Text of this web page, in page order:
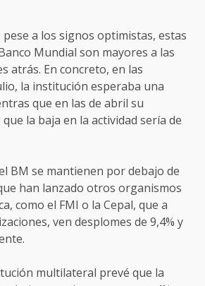
a los signos optimistas, estas
Mundial son mayores a las
atrás. En concreto, en las
la institución esperaba una
que en las de abril su
la baja en la actividad sería de
BM se mantienen por debajo de
han lanzado otros organismos
como el FMI o la Cepal, que a
ven desplomes de 9,4% y
multilateral prevé que la